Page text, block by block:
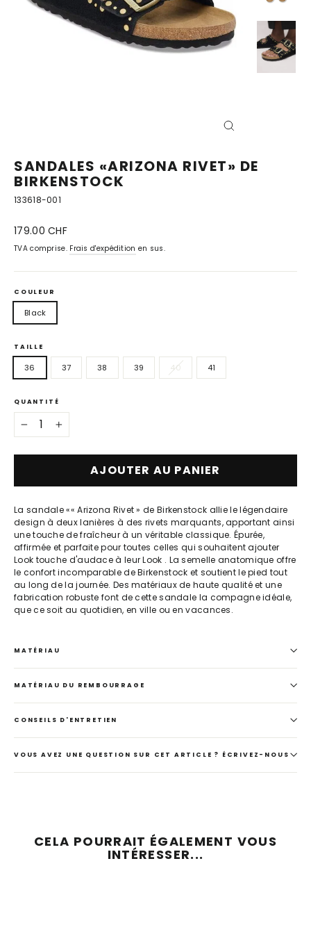
SANDALES «ARIZONA RIVET» DE
BIRKENSTOCK
133618-001
Prix
179.00 CHF
TVA comprise. Frais d'expédition en sus.
COULEUR
Black
TAILLE
36 37 38 39 40 41
QUANTITÉ
+
AJOUTER AU PANIER
La sandale «« Arizona Rivet » de Birkenstock allie le légendaire
design à deux lanières à des rivets marquants, apportant ainsi
une touche de fraîcheur à un véritable classique. Épurée,
affirmée et parfaite pour toutes celles qui souhaitent ajouter
Look touche d'audace à leur Look . La semelle anatomique offre
le confort incomparable de Birkenstock et soutient le pied tout
au long de la journée. Des matériaux de haute qualité et une
fabrication robuste font de cette sandale la compagne idéale,
que ce soit au quotidien, en ville ou en vacances.
MATÉRIAU
MATÉRIAU DU REMBOURRAGE
CONSEILS D'ENTRETIEN
VOUS AVEZ UNE QUESTION SUR CET ARTICLE ? ÉCRIVEZ-NOUS
CELA POURRAIT ÉGALEMENT VOUS
INTÉRESSER...